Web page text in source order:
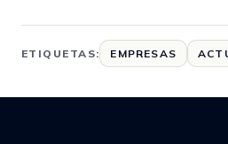
ETIQUETAS: EMPRESAS